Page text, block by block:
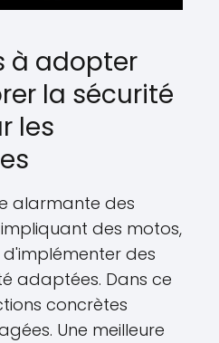
à adopter
la sécurité
les
alarmante des
des motos,
des
adaptées. Dans ce
concrètes
Une meilleure